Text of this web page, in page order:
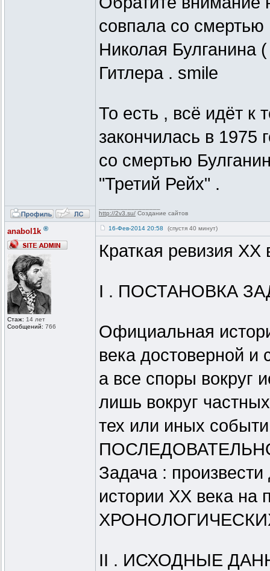
совпала со смертью
Николая Булганина
Гитлера . smile
То есть , всё идёт к
закончилась в 1975
со смертью
"Третий Рейх" .
http://2v3.su/ Создание сайтов
anabol1k ®
Стаж: 14 лет
Сообщений: 766
16-Фев-2014 20:58 (спустя 40 минут)
Краткая ревизия XX
I . ПОСТАНОВКА
Официальная
века достоверной и
а все споры вокруг
лишь вокруг
тех или иных
Задача :
истории XX века на
ХРОНОЛОГИЧЕСКИХ
II . ИСХОДНЫЕ